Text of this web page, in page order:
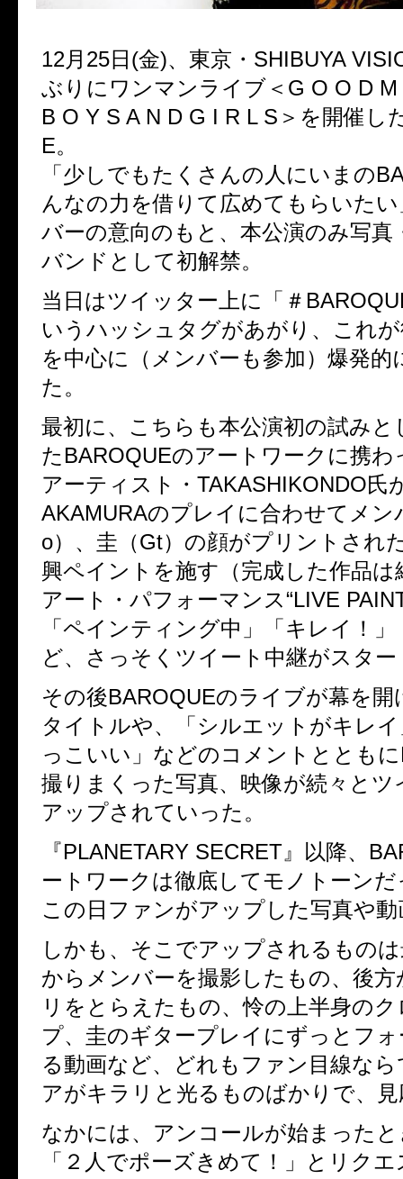
12月25日(金)、東京・SHIBUYA
ぶりにワンマンライブ＜G O O D
B O Y S A N D G I R L S＞を開催し
E。
「少しでもたくさんの人にいまの
んなの力を借りて広めてもらいた
バーの意向のもと、本公演のみ写真
バンドとして初解禁。
当日はツイッター上に「＃
いうハッシュタグがあがり、これ
を中心に（メンバーも参加）爆発的
た。
最初に、こちらも本公演初の試みと
たBAROQUEのアートワークに携わ
アーティスト・TAKASHIKONDO氏
AKAMURAのプレイに合わせてメン
o）、圭（Gt）の顔がプリントされ
興ペイントを施す（完成した作品は
アート・パフォーマンス“LIVE
「ペインティング中」「キレイ！
ど、さっそくツイート中継がスター
その後BAROQUEのライブが幕を開
タイトルや、「シルエットがキレ
っこいい」などのコメントととも
撮りまくった写真、映像が続々とツ
アップされていった。
『PLANETARY SECRET』以降、
ートワークは徹底してモノトーン
この日ファンがアップした写真や
しかも、そこでアップされるもの
からメンバーを撮影したもの、後
リをとらえたもの、怜の上半身の
プ、圭のギタープレイにずっとフ
る動画など、どれもファン目線な
アがキラリと光るものばかりで、
なかには、アンコールが始まった
「２人でポーズきめて！」とリク